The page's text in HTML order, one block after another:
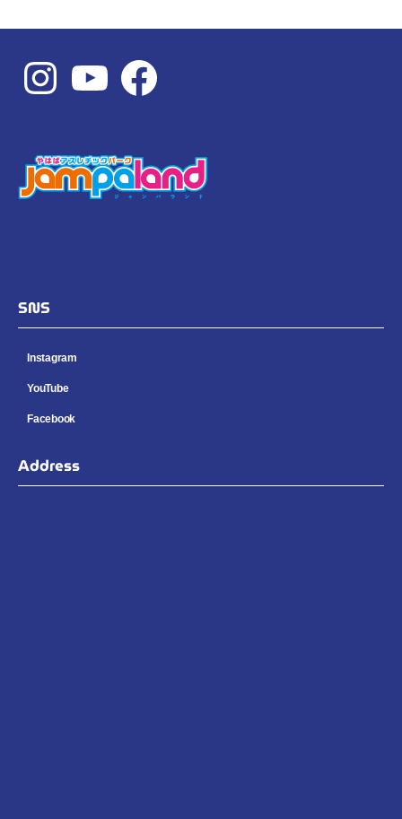
InstagramYouTubeFacebook
SNS
Instagram
YouTube
Facebook
Address